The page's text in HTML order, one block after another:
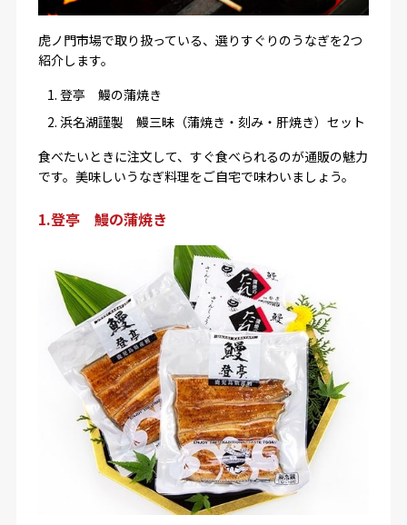
虎ノ門市場で取り扱っている、選りすぐりのうなぎを2つ
紹介します。
登亭 鰻の蒲焼き
浜名湖謹製 鰻三昧（蒲焼き・刻み・肝焼き）セット
食べたいときに注文して、すぐ食べられるのが通販の魅力
です。美味しいうなぎ料理をご自宅で味わいましょう。
1.登亭 鰻の蒲焼き